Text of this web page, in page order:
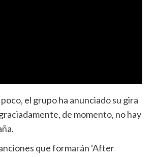
el grupo ha anunciado su gira
de momento, no hay
que formarán ‘After